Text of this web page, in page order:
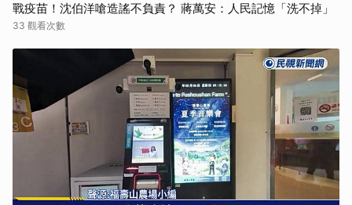
戰疫苗！沈伯洋嗆造謠不負責？ 蔣萬安：人民記憶「洗不掉」
33 觀看次數